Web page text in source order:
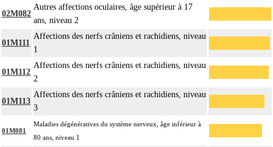
02M082
Autres affections oculaires, âge supérieur à 17
ans, niveau 2
01M111
Affections des nerfs crâniens et rachidiens, niveau
1
01M112
Affections des nerfs crâniens et rachidiens, niveau
2
01M113
Affections des nerfs crâniens et rachidiens, niveau
3
01M081
Maladies dégénératives du système nerveux, âge inférieur à
80 ans, niveau 1